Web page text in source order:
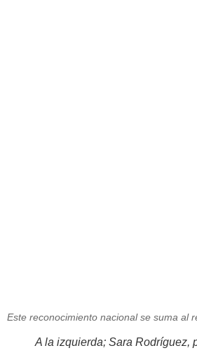
Este reconocimiento nacional se suma al
A la izquierda; Sara Rodríguez,